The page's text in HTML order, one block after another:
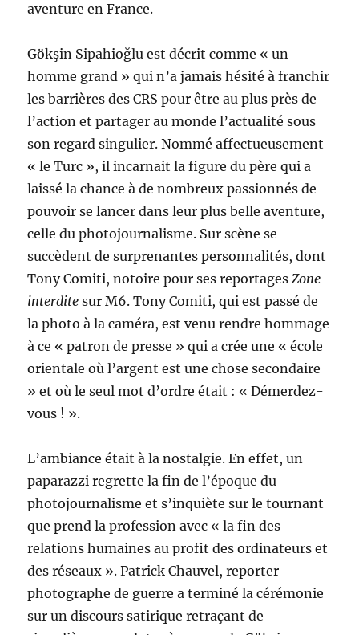
aventure en France.
Gökşin Sipahioğlu est décrit comme « un
homme grand » qui n’a jamais hésité à franchir
les barrières des CRS pour être au plus près de
l’action et partager au monde l’actualité sous
son regard singulier. Nommé affectueusement
« le Turc », il incarnait la figure du père qui a
laissé la chance à de nombreux passionnés de
pouvoir se lancer dans leur plus belle aventure,
celle du photojournalisme. Sur scène se
succèdent de surprenantes personnalités, dont
Tony Comiti, notoire pour ses reportagesZone
interdite sur M6. Tony Comiti, qui est passé de
la photo à la caméra, est venu rendre hommage
à ce « patron de presse » qui a crée une « école
orientale où l’argent est une chose secondaire
» et où le seul mot d’ordre était : « Démerdez-
vous ! ».
L’ambiance était à la nostalgie. En effet, un
paparazzi regrette la fin de l’époque du
photojournalisme et s’inquiète sur le tournant
que prend la profession avec « la fin des
relations humaines au profit des ordinateurs et
des réseaux ». Patrick Chauvel, reporter
photographe de guerre a terminé la cérémonie
sur un discours satirique retraçant de